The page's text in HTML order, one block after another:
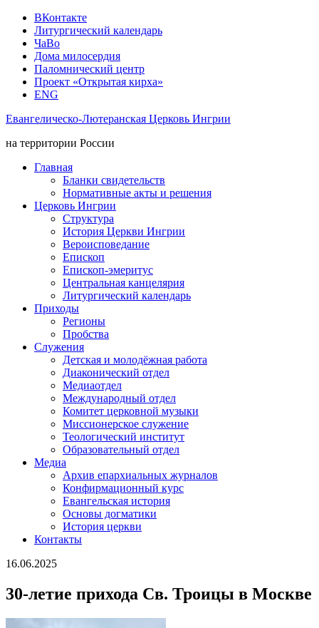
ВКонтакте
Литургический календарь
ЧаВо
Дома милосердия
Паломнический центр
Проект «Открытая кирха»
ENG
Евангелическо-Лютеранская Церковь Ингрии
на территории России
Главная
Бланки свидетельств
Нормативные акты и решения
Церковь Ингрии
Структура
История Церкви Ингрии
Вероисповедание
Епископ
Епископ-эмеритус
Центральная канцелярия
Литургический календарь
Приходы
Регионы
Пробства
Служения
Детская и молодёжная работа
Диаконический отдел
Медиаотдел
Международный отдел
Комитет церковной музыки
Миссионерское служение
Теологический институт
Образовательный отдел
Медиа
Архив епархиальных журналов
Конфирмационный курс
Евангельская история
Основы догматики
История церкви
Контакты
16.06.2025
30-летие прихода Св. Троицы в Москве